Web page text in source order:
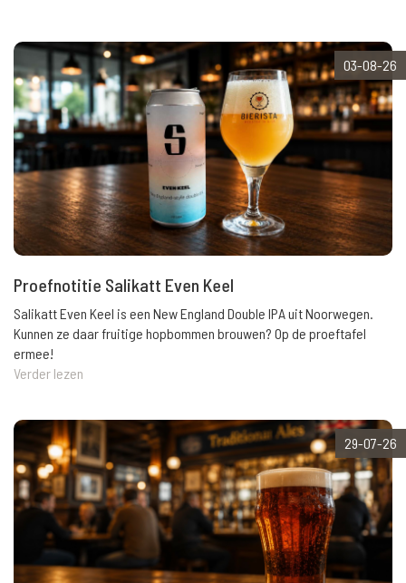
03-08-26
Proefnotitie Salikatt Even Keel
Salikatt Even Keel is een New England Double IPA uit Noorwegen.
Kunnen ze daar fruitige hopbommen brouwen? Op de proeftafel
ermee!
Verder lezen
29-07-26